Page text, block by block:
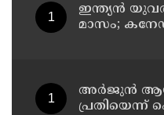
ഇന്ത്യന്‍
മാസം;
അര്‍ജുന്‍
പ്രതിയെന്ന്